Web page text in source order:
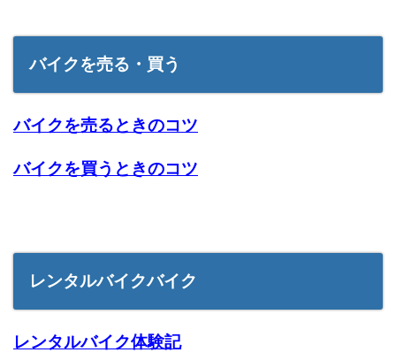
バイクを売る・買う
バイクを売るときのコツ
バイクを買うときのコツ
レンタルバイクバイク
レンタルバイク体験記